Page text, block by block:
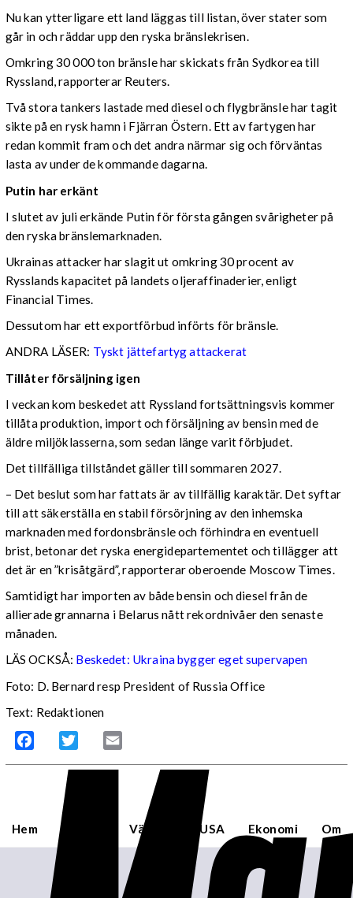
Nu kan ytterligare ett land läggas till listan, över stater som
går in och räddar upp den ryska bränslekrisen.
Omkring 30 000 ton bränsle har skickats från Sydkorea till
Ryssland, rapporterar Reuters.
Två stora tankers lastade med diesel och flygbränsle har tagit
sikte på en rysk hamn i Fjärran Östern. Ett av fartygen har
redan kommit fram och det andra närmar sig och förväntas
lasta av under de kommande dagarna.
Putin har erkänt
I slutet av juli erkände Putin för första gången svårigheter på
den ryska bränslemarknaden.
Ukrainas attacker har slagit ut omkring 30 procent av
Rysslands kapacitet på landets oljeraffinaderier, enligt
Financial Times.
Dessutom har ett exportförbud införts för bränsle.
ANDRA LÄSER: Tyskt jättefartyg attackerat
Tillåter försäljning igen
I veckan kom beskedet att Ryssland fortsättningsvis kommer
tillåta produktion, import och försäljning av bensin med de
äldre miljöklasserna, som sedan länge varit förbjudet.
Det tillfälliga tillståndet gäller till sommaren 2027.
– Det beslut som har fattats är av tillfällig karaktär. Det syftar
till att säkerställa en stabil försörjning av den inhemska
marknaden med fordonsbränsle och förhindra en eventuell
brist, betonar det ryska energidepartementet och tillägger att
det är en ”krisåtgärd”, rapporterar oberoende Moscow Times.
Samtidigt har importen av både bensin och diesel från de
allierade grannarna i Belarus nått rekordnivåer den senaste
månaden.
LÄS OCKSÅ: Beskedet: Ukraina bygger eget supervapen
Foto: D. Bernard resp President of Russia Office
Text: Redaktionen
Facebook Twitter
Hem Världen USA Ekonomi Om